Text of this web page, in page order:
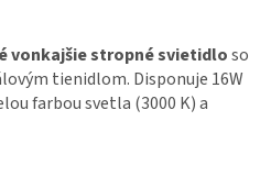
vonkajšie stropné svietidloso
tienidlom. Disponuje 16W
farbou svetla (3000 K) a